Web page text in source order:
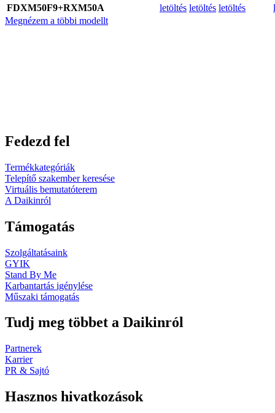
FDXM50F9+RXM50A
letöltés letöltés letöltés
Megnézem a többi modellt
Fedezd fel
Termékkategóriák
Telepítő szakember keresése
Virtuális bemutatóterem
A Daikinról
Támogatás
Szolgáltatásaink
GYIK
Stand By Me
Karbantartás igénylése
Műszaki támogatás
Tudj meg többet a Daikinról
Partnerek
Karrier
PR & Sajtó
Hasznos hivatkozások